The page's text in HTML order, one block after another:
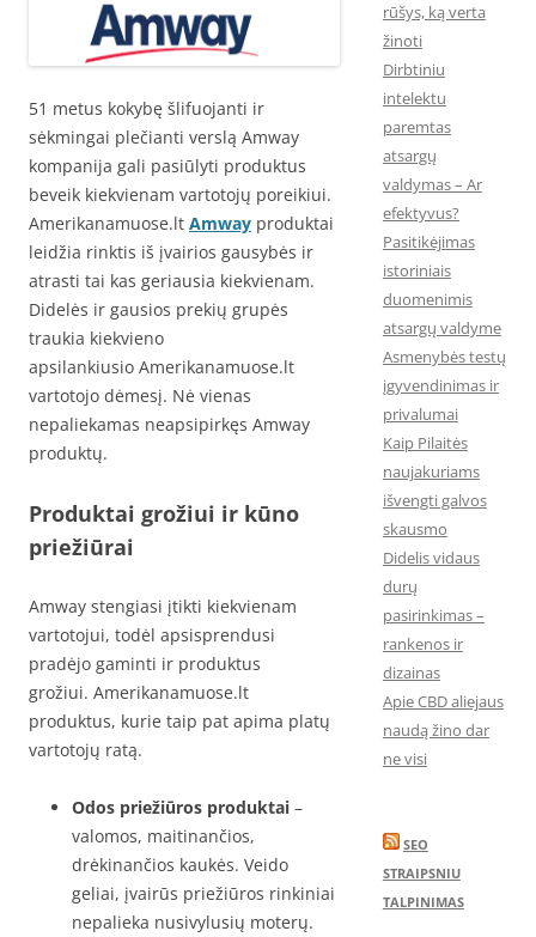
51 metus kokybę šlifuojanti ir
sėkmingai plečianti verslą Amway
kompanija gali pasiūlyti produktus
beveik kiekvienam vartotojų poreikiui.
Amerikanamuose.lt Amway produktai
leidžia rinktis iš įvairios gausybės ir
atrasti tai kas geriausia kiekvienam.
Didelės ir gausios prekių grupės
traukia kiekvieno
apsilankiusio Amerikanamuose.lt
vartotojo dėmesį. Nė vienas
nepaliekamas neapsipirkęs Amway
produktų.
Produktai grožiui ir kūno
priežiūrai
Amway stengiasi įtikti kiekvienam
vartotojui, todėl apsisprendusi
pradėjo gaminti ir produktus
grožiui. Amerikanamuose.lt
produktus, kurie taip pat apima platų
vartotojų ratą.
Odos priežiūros produktai –
valomos, maitinančios,
drėkinančios kaukės. Veido
geliai, įvairūs priežiūros rinkiniai
nepalieka nusivylusių moterų.
rūšys, ką verta
žinoti
Dirbtiniu
intelektu
paremtas
atsargų
valdymas – Ar
efektyvus?
Pasitikėjimas
istoriniais
duomenimis
atsargų valdyme
Asmenybės testų
įgyvendinimas ir
privalumai
Kaip Pilaitės
naujakuriams
išvengti galvos
skausmo
Didelis vidaus
durų
pasirinkimas –
rankenos ir
dizainas
Apie CBD aliejaus
naudą žino dar
ne visi
SEO
STRAIPSNIU
TALPINIMAS